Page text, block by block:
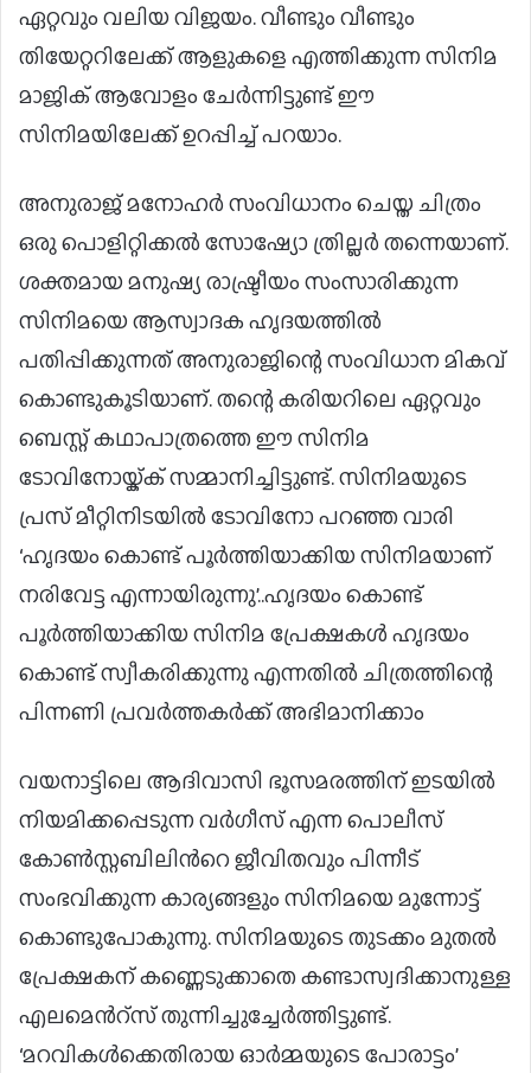
ഏറ്റവും വലിയ വിജയം. വീണ്ടും വീണ്ടും
തിയേറ്ററിലേക്ക് ആളുകളെ എത്തിക്കുന്ന സിനിമ
മാജിക് ആവോളം ചേർന്നിട്ടുണ്ട് ഈ
സിനിമയിലേക്ക് ഉറപ്പിച്ച് പറയാം.
അനുരാജ് മനോഹര്‍ സംവിധാനം ചെയ്ത ചിത്രം
ഒരു പൊളിറ്റിക്കല്‍ സോഷ്യോ ത്രില്ലർ തന്നെയാണ്.
ശക്തമായ മനുഷ്യ രാഷ്ട്രീയം സംസാരിക്കുന്ന
സിനിമയെ ആസ്വാദക ഹൃദയത്തിൽ
പതിപ്പിക്കുന്നത് അനുരാജിന്റെ സംവിധാന മികവ്
കൊണ്ടുകൂടിയാണ്. തന്റെ കരിയറിലെ ഏറ്റവും
ബെസ്റ്റ് കഥാപാത്രത്തെ ഈ സിനിമ
ടോവിനോയ്ക്ക് സമ്മാനിച്ചിട്ടുണ്ട്. സിനിമയുടെ
പ്രസ് മീറ്റിനിടയിൽ ടോവിനോ പറഞ്ഞ വാരി
‘ഹൃദയം കൊണ്ട് പൂർത്തിയാക്കിയ സിനിമയാണ്
നരിവേട്ട എന്നായിരുന്നു’..ഹൃദയം കൊണ്ട്
പൂർത്തിയാക്കിയ സിനിമ പ്രേക്ഷകൾ ഹൃദയം
കൊണ്ട് സ്വീകരിക്കുന്നു എന്നതിൽ ചിത്രത്തിന്റെ
പിന്നണി പ്രവർത്തകർക്ക് അഭിമാനിക്കാം
വയനാട്ടിലെ ആദിവാസി ഭൂസമരത്തിന് ഇടയില്‍
നിയമിക്കപ്പെടുന്ന വർഗീസ് എന്ന പൊലീസ്
കോണ്‍സ്റ്റബിലിൻറെ ജീവിതവും പിന്നീട്
സംഭവിക്കുന്ന കാര്യങ്ങളും സിനിമയെ മുന്നോട്ട്
കൊണ്ടുപോകുന്നു. സിനിമയുടെ തുടക്കം മുതൽ
പ്രേക്ഷകന് കണ്ണെടുക്കാതെ കണ്ടാസ്വദിക്കാനുള്ള
എലമെൻറ്സ് തുന്നിച്ചുച്ചേർത്തിട്ടുണ്ട്.
‘മറവികൾക്കെതിരായ ഓർമ്മയുടെ പോരാട്ടം’